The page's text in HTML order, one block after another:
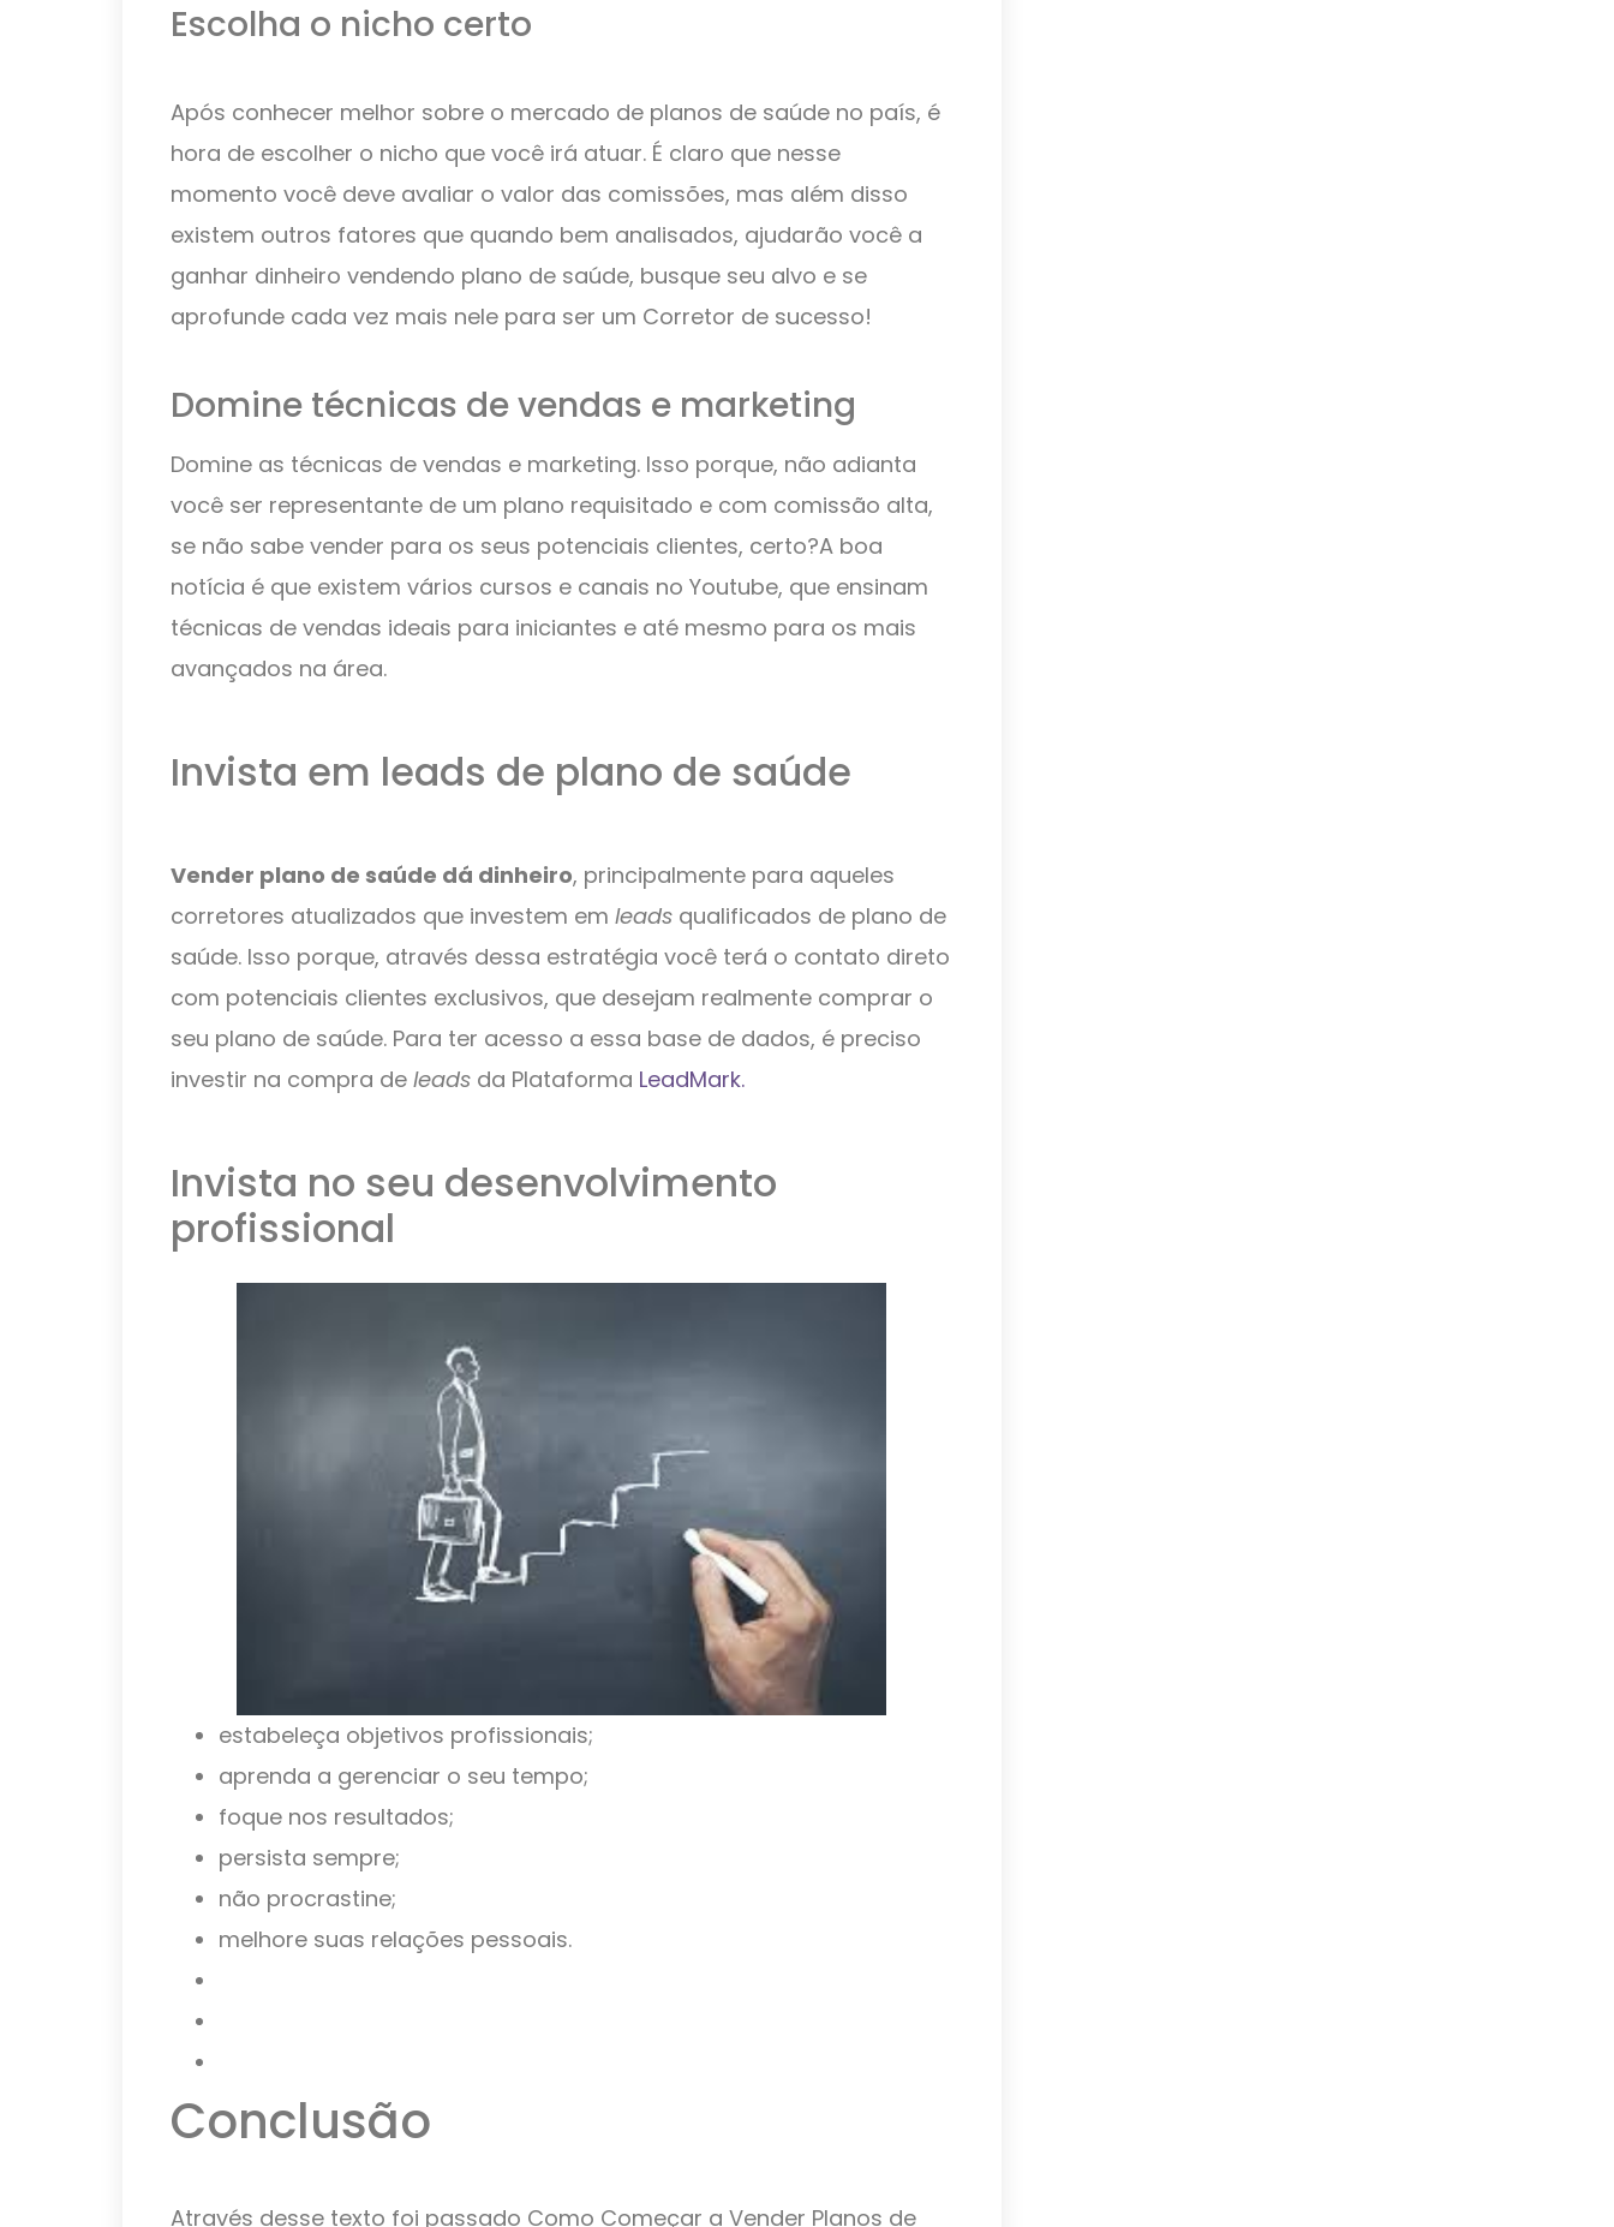
Escolha o nicho certo
Após conhecer melhor sobre o mercado de planos de saúde no país, é
hora de escolher o nicho que você irá atuar. É claro que nesse
momento você deve avaliar o valor das comissões, mas além disso
existem outros fatores que quando bem analisados, ajudarão você a
ganhar dinheiro vendendo plano de saúde, busque seu alvo e se
aprofunde cada vez mais nele para ser um Corretor de sucesso!
Domine técnicas de vendas e marketing
Domine as técnicas de vendas e marketing. Isso porque, não adianta
você ser representante de um plano requisitado e com comissão alta,
se não sabe vender para os seus potenciais clientes, certo?A boa
notícia é que existem vários cursos e canais no Youtube, que ensinam
técnicas de vendas ideais para iniciantes e até mesmo para os mais
avançados na área.
Invista em leads de plano de saúde
Vender plano de saúde dá dinheiro, principalmente para aqueles
corretores atualizados que investem em leads qualificados de plano de
saúde. Isso porque, através dessa estratégia você terá o contato direto
com potenciais clientes exclusivos, que desejam realmente comprar o
seu plano de saúde. Para ter acesso a essa base de dados, é preciso
investir na compra de leads da Plataforma LeadMark.
Invista no seu desenvolvimento
profissional
estabeleça objetivos profissionais;
aprenda a gerenciar o seu tempo;
foque nos resultados;
persista sempre;
não procrastine;
melhore suas relações pessoais.
Conclusão
Através desse texto foi passado Como Começar a Vender Planos de